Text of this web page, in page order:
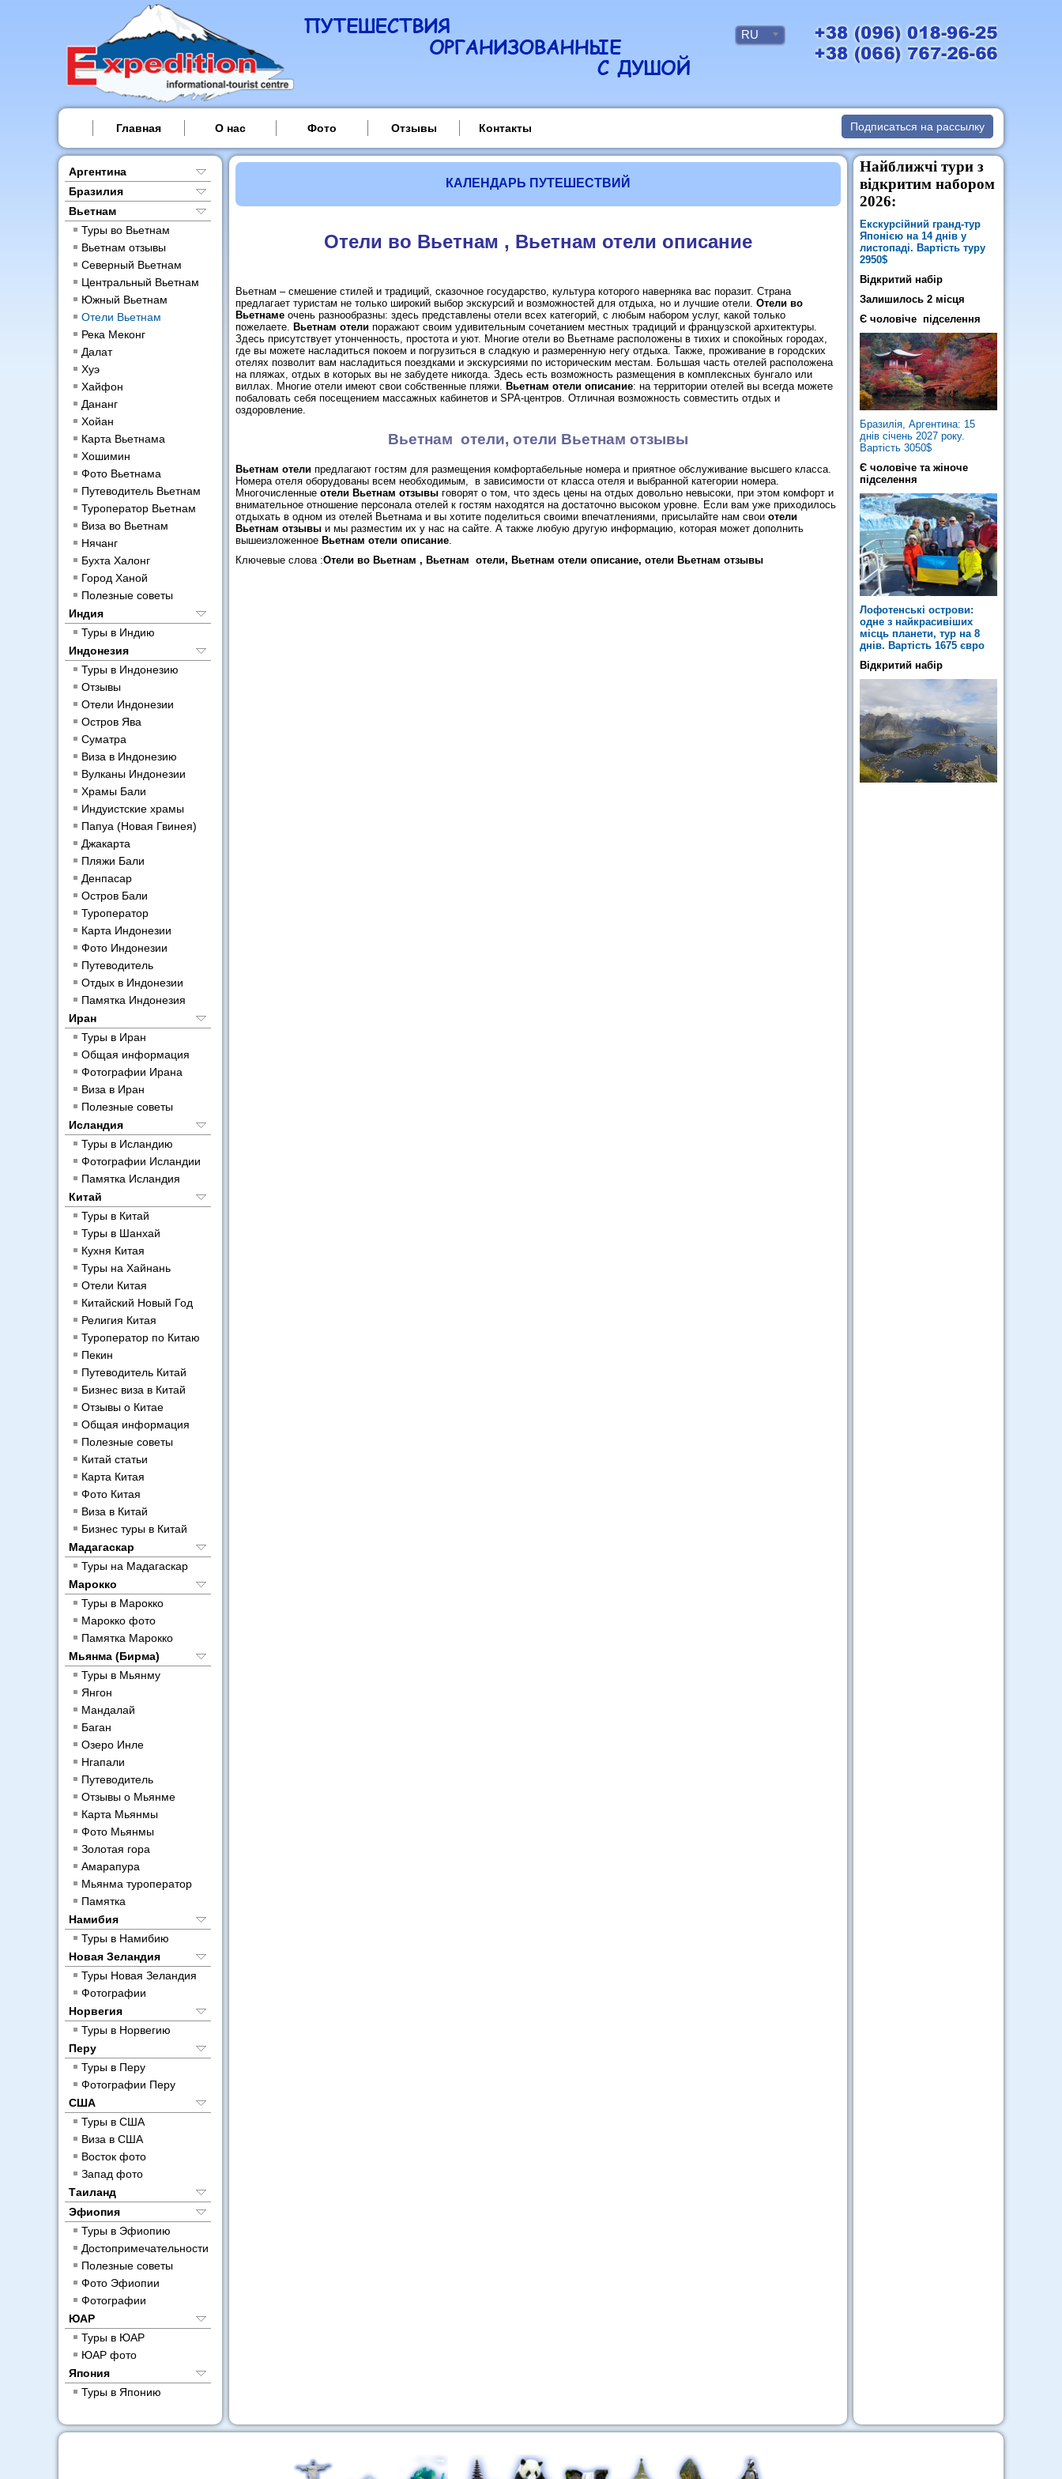
RU
Главная О нас Фото Отзывы Контакты Подписаться на рассылку
Аргентина
Бразилия
Вьетнам
Туры во Вьетнам
Вьетнам отзывы
Северный Вьетнам
Центральный Вьетнам
Южный Вьетнам
Отели Вьетнам
Река Меконг
Далат
Хуэ
Хайфон
Дананг
Хойан
Карта Вьетнама
Хошимин
Фото Вьетнама
Путеводитель Вьетнам
Туроператор Вьетнам
Виза во Вьетнам
Нячанг
Бухта Халонг
Город Ханой
Полезные советы
Индия
Туры в Индию
Индонезия
Туры в Индонезию
Отзывы
Отели Индонезии
Остров Ява
Суматра
Виза в Индонезию
Вулканы Индонезии
Храмы Бали
Индуистские храмы
Папуа (Новая Гвинея)
Джакарта
Пляжи Бали
Денпасар
Остров Бали
Туроператор
Карта Индонезии
Фото Индонезии
Путеводитель
Отдых в Индонезии
Памятка Индонезия
Иран
Туры в Иран
Общая информация
Фотографии Ирана
Виза в Иран
Полезные советы
Исландия
Туры в Исландию
Фотографии Исландии
Памятка Исландия
Китай
Туры в Китай
Туры в Шанхай
Кухня Китая
Туры на Хайнань
Отели Китая
Китайский Новый Год
Религия Китая
Туроператор по Китаю
Пекин
Путеводитель Китай
Бизнес виза в Китай
Отзывы о Китае
Общая информация
Полезные советы
Китай статьи
Карта Китая
Фото Китая
Виза в Китай
Бизнес туры в Китай
Мадагаскар
Туры на Мадагаскар
Марокко
Туры в Марокко
Марокко фото
Памятка Марокко
Мьянма (Бирма)
Туры в Мьянму
Янгон
Мандалай
Баган
Озеро Инле
Нгапали
Путеводитель
Отзывы о Мьянме
Карта Мьянмы
Фото Мьянмы
Золотая гора
Амарапура
Мьянма туроператор
Памятка
Намибия
Туры в Намибию
Новая Зеландия
Туры Новая Зеландия
Фотографии
Норвегия
Туры в Норвегию
Перу
Туры в Перу
Фотографии Перу
США
Туры в США
Виза в США
Восток фото
Запад фото
Таиланд
Эфиопия
Туры в Эфиопию
Достопримечательности
Полезные советы
Фото Эфиопии
Фотографии
ЮАР
Туры в ЮАР
ЮАР фото
Япония
Туры в Японию
КАЛЕНДАРЬ ПУТЕШЕСТВИЙ
Отели во Вьетнам , Вьетнам отели описание
Вьетнам – смешение стилей и традиций, сказочное государство, культура которого наверняка вас поразит. Страна
предлагает туристам не только широкий выбор экскурсий и возможностей для отдыха, но и лучшие отели. Отели во
Вьетнаме очень разнообразны: здесь представлены отели всех категорий, с любым набором услуг, какой только
пожелаете. Вьетнам отели поражают своим удивительным сочетанием местных традиций и французской архитектуры.
Здесь присутствует утонченность, простота и уют. Многие отели во Вьетнаме расположены в тихих и спокойных городах,
где вы можете насладиться покоем и погрузиться в сладкую и размеренную негу отдыха. Также, проживание в городских
отелях позволит вам насладиться поездками и экскурсиями по историческим местам. Большая часть отелей расположена
на пляжах, отдых в которых вы не забудете никогда. Здесь есть возможность размещения в комплексных бунгало или
виллах. Многие отели имеют свои собственные пляжи. Вьетнам отели описание: на территории отелей вы всегда можете
побаловать себя посещением массажных кабинетов и SPA-центров. Отличная возможность совместить отдых и
оздоровление.
Вьетнам отели, отели Вьетнам отзывы
Вьетнам отели предлагают гостям для размещения комфортабельные номера и приятное обслуживание высшего класса.
Номера отеля оборудованы всем необходимым, в зависимости от класса отеля и выбранной категории номера.
Многочисленные отели Вьетнам отзывы говорят о том, что здесь цены на отдых довольно невысоки, при этом комфорт и
внимательное отношение персонала отелей к гостям находятся на достаточно высоком уровне. Если вам уже приходилось
отдыхать в одном из отелей Вьетнама и вы хотите поделиться своими впечатлениями, присылайте нам свои отели
Вьетнам отзывы и мы разместим их у нас на сайте. А также любую другую информацию, которая может дополнить
вышеизложенное Вьетнам отели описание.
Ключевые слова :Отели во Вьетнам , Вьетнам отели, Вьетнам отели описание, отели Вьетнам отзывы
Найближчі тури з
відкритим набором
2026:
Екскурсійний гранд-тур
Японією на 14 днів у
листопаді. Вартість туру
2950$
Відкритий набір
Залишилось 2 місця
Є чоловіче підселення
Бразилія, Аргентина: 15
днів січень 2027 року.
Вартість 3050$
Є чоловіче та жіноче
підселення
Лофотенські острови:
одне з найкрасивіших
місць планети, тур на 8
днів. Вартість 1675 євро
Відкритий набір